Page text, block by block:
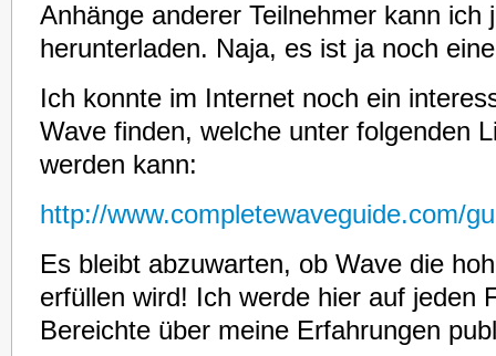
Anhänge anderer Teilnehmer kann ich
herunterladen. Naja, es ist ja noch
Ich konnte im Internet noch ein
Wave finden, welche unter folgenden
werden kann:
http://www.completewaveguide.com/
Es bleibt abzuwarten, ob Wave die
erfüllen wird! Ich werde hier auf jeden
Bereichte über meine Erfahrungen